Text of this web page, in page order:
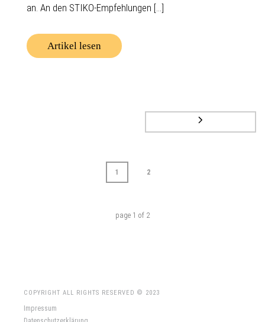
an. An den STIKO-Empfehlungen [...]
Artikel lesen
1 2
page 1 of 2
COPYRIGHT ALL RIGHTS RESERVED © 2023
Impressum